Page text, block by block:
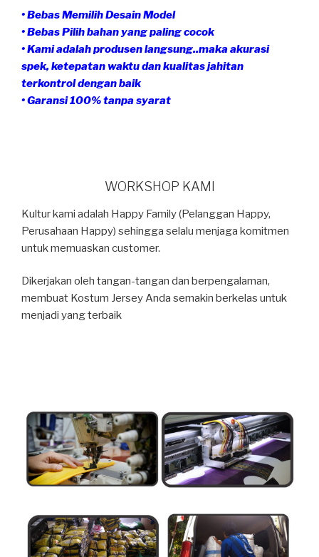
• Bebas Memilih Desain Model
• Bebas Pilih bahan yang paling cocok
• Kami adalah produsen langsung..maka akurasi
spek, ketepatan waktu dan kualitas jahitan
terkontrol dengan baik
• Garansi 100% tanpa syarat
WORKSHOP KAMI
Kultur kami adalah Happy Family (Pelanggan Happy,
Perusahaan Happy) sehingga selalu menjaga komitmen
untuk memuaskan customer.
Dikerjakan oleh tangan-tangan dan berpengalaman,
membuat Kostum Jersey Anda semakin berkelas untuk
menjadi yang terbaik